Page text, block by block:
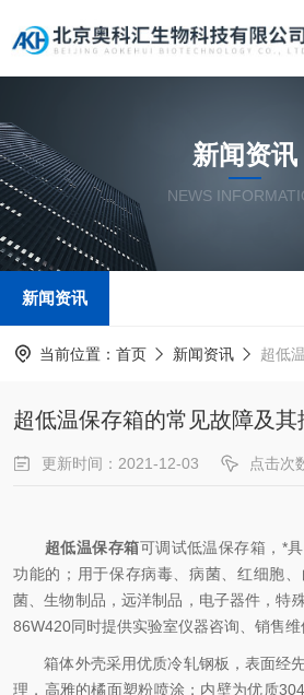
新闻资讯
NEWS
新闻资讯
当前位置： 首页 新闻资讯 超低温保
超低温保存箱的常见故障及其
更新时间：2021-12-03 点击次
超低温保存箱可调试低温保存箱，*
功能的；用于保存病毒、病菌、红细胞
菌、生物制品，远洋制品，电子器件，特
86W420同时提供实验室仪器咨询、销售维
箱体外壳采用优质冷轧钢板，表面经
理，高雅的橘面塑粉喷涂；内壁为优质